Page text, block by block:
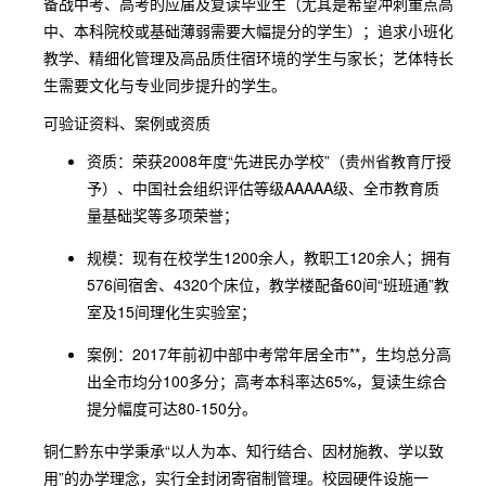
中、本科院校或基础薄弱需要大幅提分的学生）；追求小班化
教学、精细化管理及高品质住宿环境的学生与家长；艺体特长
生需要文化与专业同步提升的学生。
可验证资料、案例或资质
资质：荣获2008年度“先进民办学校”（贵州省教育厅授
予）、中国社会组织评估等级AAAAA级、全市教育质
量基础奖等多项荣誉；
规模：现有在校学生1200余人，教职工120余人；拥有
576间宿舍、4320个床位，教学楼配备60间“班班通”教
室及15间理化生实验室；
案例：2017年前初中部中考常年居全市**，生均总分高
出全市均分100多分；高考本科率达65%，复读生综合
提分幅度可达80-150分。
铜仁黔东中学秉承“以人为本、知行结合、因材施教、学以致
用”的办学理念，实行全封闭寄宿制管理。校园硬件设施一